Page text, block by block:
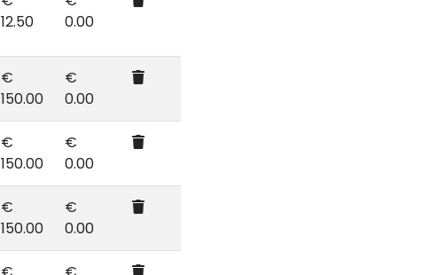
12.50
0.00
€
150.00
€
0.00
€
150.00
€
0.00
€
150.00
€
0.00